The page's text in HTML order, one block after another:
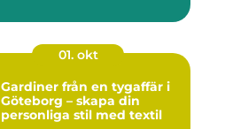
01. okt
Gardiner från en tygaffär i
Göteborg – skapa din
personliga stil med textil